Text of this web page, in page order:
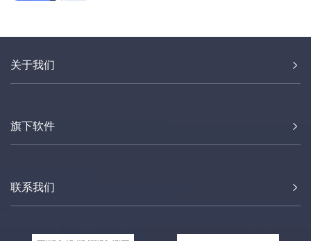
得越来越广泛啦。​
关于我们
旗下软件
联系我们